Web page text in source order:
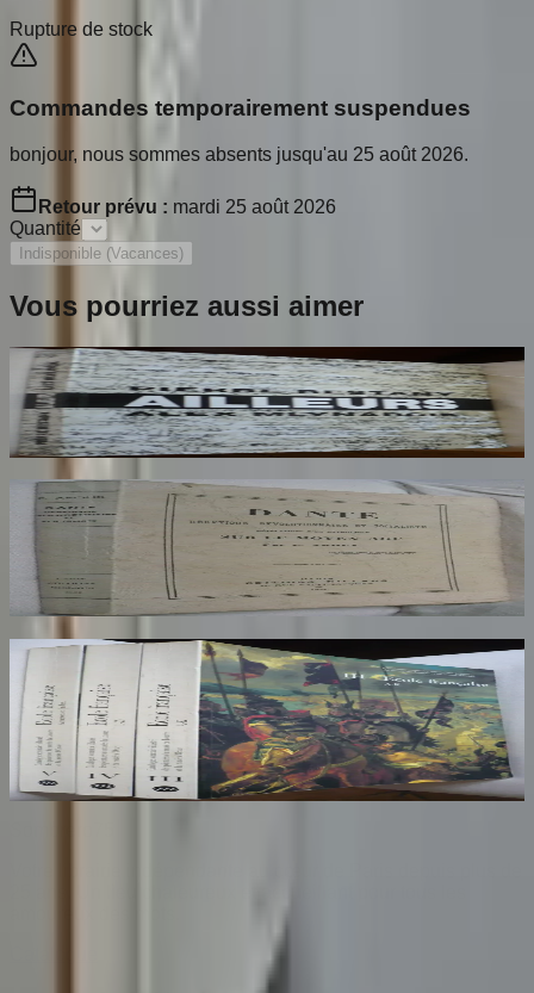
Rupture de stock
Commandes temporairement suspendues
bonjour, nous sommes absents jusqu'au 25 août 2026.
Retour prévu : mardi 25 août 2026
Quantité
Indisponible (Vacances)
Vous pourriez aussi aimer
Ailleurs
RESTANY Pierre
65€
Dante Hérétique et Révolutionnaire et
Socialiste
AROUX
€
Ecole Francaise. Catalogue Sommaire des
Peintures du Musée du Louvre et du Musée
d'Orsay. 3 Volumes : III, IV et V
COMPIN isabelle
70€